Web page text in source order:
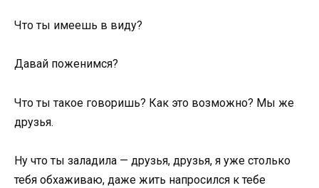
Что ты имеешь в виду?
Давай поженимся?
Что ты такое говоришь? Как это возможно? Мы же
друзья.
Ну что ты заладила — друзья, друзья, я уже столько
тебя обхаживаю, даже жить напросился к тебе